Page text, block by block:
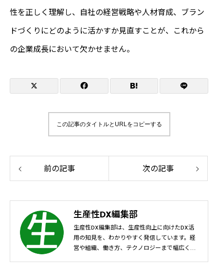
性を正しく理解し、自社の経営戦略や人材育成、ブラン
ドづくりにどのように活かすか見直すことが、これから
の企業成長において欠かせません。
この記事のタイトルとURLをコピーする
前の記事 次の記事
生産性DX編集部
生産性DX編集部は、生産性向上に向けたDX活
用の知見を、わかりやすく発信しています。経
営や組織、働き方、テクノロジーまで幅広く取